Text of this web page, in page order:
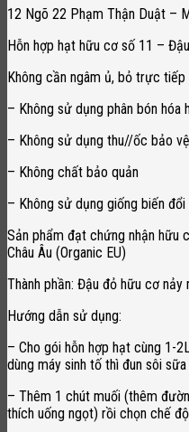
12 Ngõ 22 Phạm Thận Duật –
Hỗn hợp hạt hữu cơ số 11 –
Không cần ngâm ủ, bỏ trực
– Không sử dụng phân bón hóa
– Không sử dụng thu//ốc bảo
– Không chất bảo quản
– Không sử dụng giống biến đổi
Sản phẩm đạt chứng nhận hữu
Châu Âu (Organic EU)
Thành phần: Đậu đỏ hữu cơ
Hướng dẫn sử dụng:
– Cho gói hỗn hợp hạt cùng 1-
dùng máy sinh tố thì đun sôi
– Thêm 1 chút muối (thêm
thích uống ngọt) rồi chọn chế